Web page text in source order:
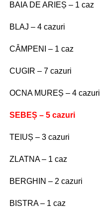
BAIA DE ARIEȘ – 1 caz
BLAJ – 4 cazuri
CÂMPENI – 1 caz
CUGIR – 7 cazuri
OCNA MUREȘ – 4 cazuri
SEBEȘ – 5 cazuri
TEIUȘ – 3 cazuri
ZLATNA – 1 caz
BERGHIN – 2 cazuri
BISTRA – 1 caz